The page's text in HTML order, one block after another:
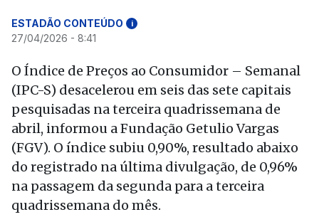
ESTADÃO CONTEÚDO i
27/04/2026 - 8:41
O Índice de Preços ao Consumidor – Semanal
(IPC-S) desacelerou em seis das sete capitais
pesquisadas na terceira quadrissemana de
abril, informou a Fundação Getulio Vargas
(FGV). O índice subiu 0,90%, resultado abaixo
do registrado na última divulgação, de 0,96%
na passagem da segunda para a terceira
quadrissemana do mês.